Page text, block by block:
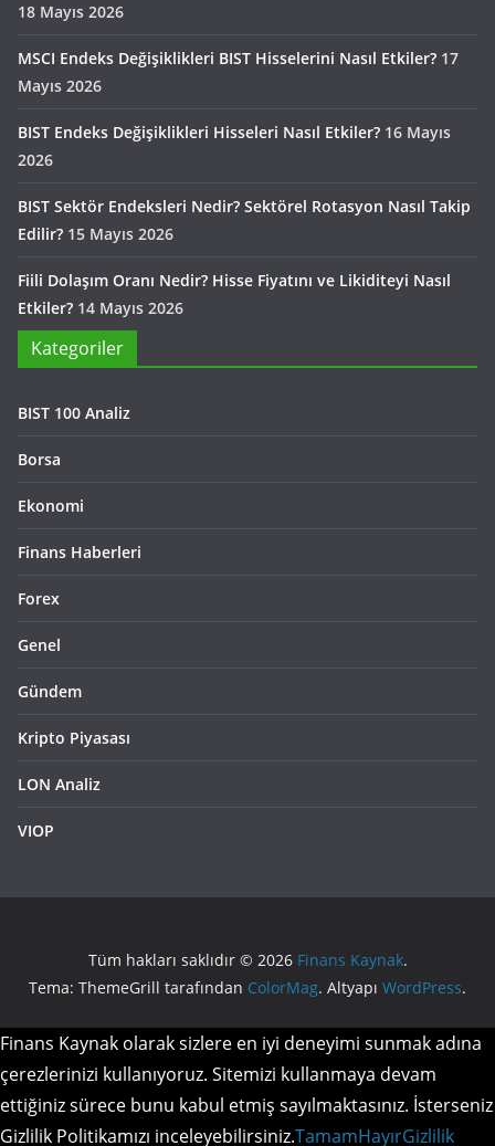
18 Mayıs 2026
MSCI Endeks Değişiklikleri BIST Hisselerini Nasıl Etkiler? 17
Mayıs 2026
BIST Endeks Değişiklikleri Hisseleri Nasıl Etkiler? 16 Mayıs
2026
BIST Sektör Endeksleri Nedir? Sektörel Rotasyon Nasıl Takip
Edilir? 15 Mayıs 2026
Fiili Dolaşım Oranı Nedir? Hisse Fiyatını ve Likiditeyi Nasıl
Etkiler? 14 Mayıs 2026
Kategoriler
BIST 100 Analiz
Borsa
Ekonomi
Finans Haberleri
Forex
Genel
Gündem
Kripto Piyasası
LON Analiz
VIOP
Tüm hakları saklıdır © 2026 Finans Kaynak.
Tema: ThemeGrill tarafından ColorMag. Altyapı WordPress.
Finans Kaynak olarak sizlere en iyi deneyimi sunmak adına
çerezlerinizi kullanıyoruz. Sitemizi kullanmaya devam
ettiğiniz sürece bunu kabul etmiş sayılmaktasınız. İsterseniz
Gizlilik Politikamızı inceleyebilirsiniz.TamamHayırGizlilik